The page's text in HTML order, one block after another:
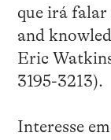
que irá
and
Eric
3195-3213).
Interesse